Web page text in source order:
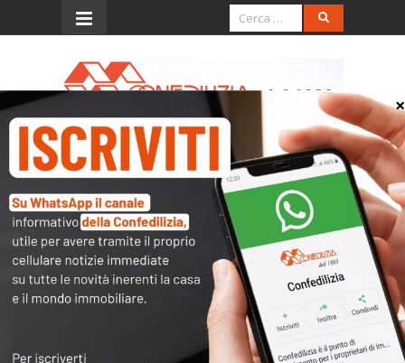
Menu
Sondrio
TRIBUNALE DI SONDRIO
NUMERO ESECUZIONE IMMOBILIARE04/10/2016
10:00
DESCRIZIONE DEL BENE O DEI BENI:
Appartamento piano terreno finito al rustico;
ripostiglio piano interrato.
PREZZO BASE € 1.700.000,00